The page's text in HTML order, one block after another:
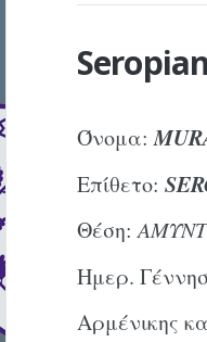
Όνομα:
Επίθετο:
Θέση:
Ημερ.
Αρμένικης